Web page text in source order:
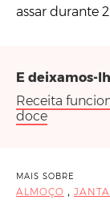
assar durante
E deixamos-
Receita
doce
MAIS SOBRE
ALMOÇO ,